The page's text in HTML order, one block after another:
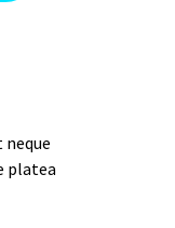
neque
platea